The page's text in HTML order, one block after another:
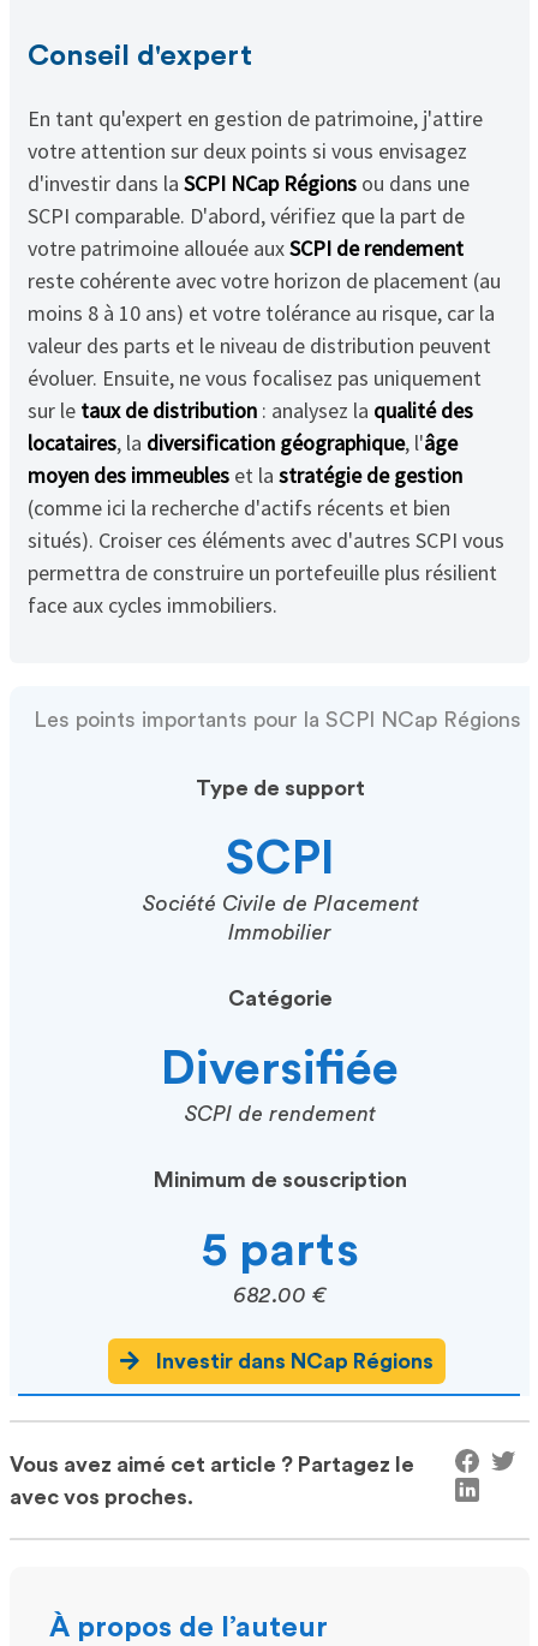
Conseil d'expert
En tant qu'expert en gestion de patrimoine, j'attire
votre attention sur deux points si vous envisagez
d'investir dans la SCPI NCap Régionsou dans une
SCPI comparable. D'abord, vérifiez que la part de
votre patrimoine allouée auxSCPI de rendement
reste cohérente avec votre horizon de placement (au
moins 8 à 10 ans) et votre tolérance au risque, car la
valeur des parts et le niveau de distribution peuvent
évoluer. Ensuite, ne vous focalisez pas uniquement
sur le taux de distribution: analysez la qualité des
locataires, la diversification géographique, l'âge
moyen des immeubleset la stratégie de gestion
(comme ici la recherche d'actifs récents et bien
situés). Croiser ces éléments avec d'autres SCPI vous
permettra de construire un portefeuille plus résilient
face aux cycles immobiliers.
Les points importants pour la SCPI NCap Régions
Type de support
SCPI
Société Civile de Placement
Immobilier
Catégorie
Diversifiée
SCPI de rendement
Minimum de souscription
5 parts
682.00 €
Investir dans NCap Régions
Vous avez aimé cet article ? Partagez le
avec vos proches.
À propos de l’auteur